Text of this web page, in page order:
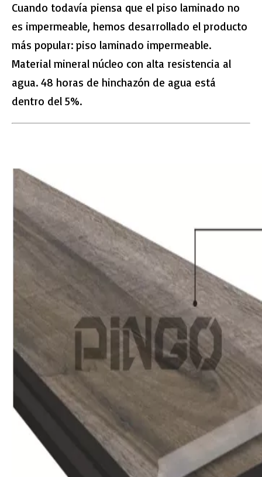
H011 Herringbone PVC Tile H010 piso de espiga
Cuando todavía piensa que el piso laminado no
es impermeable, hemos desarrollado el producto
más popular: piso laminado impermeable.
Material mineral núcleo con alta resistencia al
agua. 48 horas de hinchazón de agua está
dentro del 5%.